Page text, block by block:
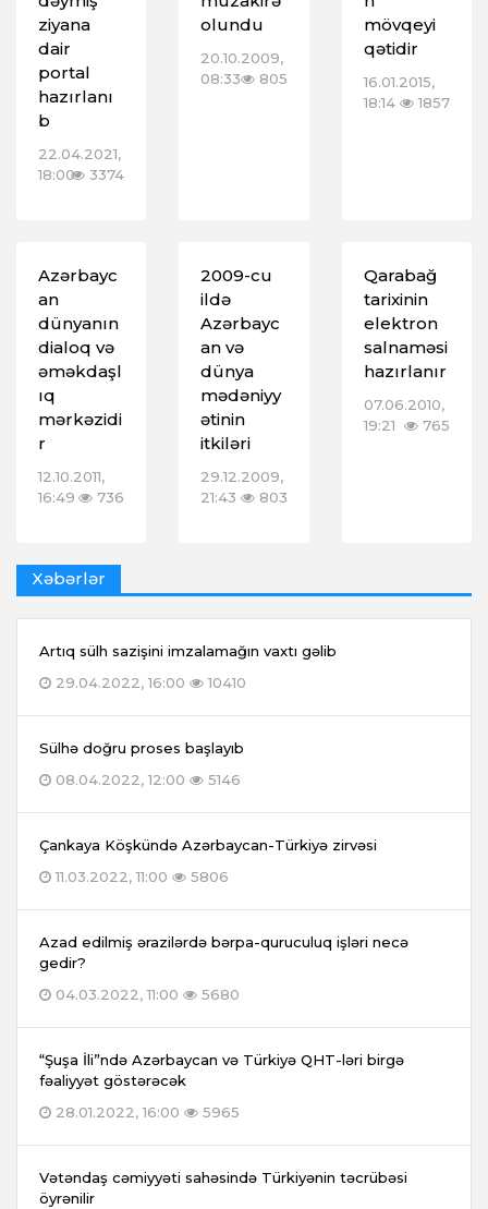
ziyana
dair
portal
hazırlanı
b
22.04.2021,
18:00
3374
olundu
20.10.2009,
08:33
805
mövqeyi
qətidir
16.01.2015,
18:14
1857
Azərbayc
an
dünyanın
dialoq və
əməkdaşl
ıq
mərkəzidi
r
12.10.2011,
16:49
736
2009-cu
ildə
Azərbayc
an və
dünya
mədəniyy
ətinin
itkiləri
29.12.2009,
21:43
803
Qarabağ
tarixinin
elektron
salnaməsi
hazırlanır
07.06.2010,
19:21
765
Xəbərlər
Artıq sülh sazişini imzalamağın vaxtı gəlib
29.04.2022, 16:00
10410
Sülhə doğru proses başlayıb
08.04.2022, 12:00
5146
Çankaya Köşkündə Azərbaycan-Türkiyə zirvəsi
11.03.2022, 11:00
5806
Azad edilmiş ərazilərdə bərpa-quruculuq işləri necə
gedir?
04.03.2022, 11:00
5680
“Şuşa İli”ndə Azərbaycan və Türkiyə QHT-ləri birgə
fəaliyyət göstərəcək
28.01.2022, 16:00
5965
Vətəndaş cəmiyyəti sahəsində Türkiyənin təcrübəsi
öyrənilir